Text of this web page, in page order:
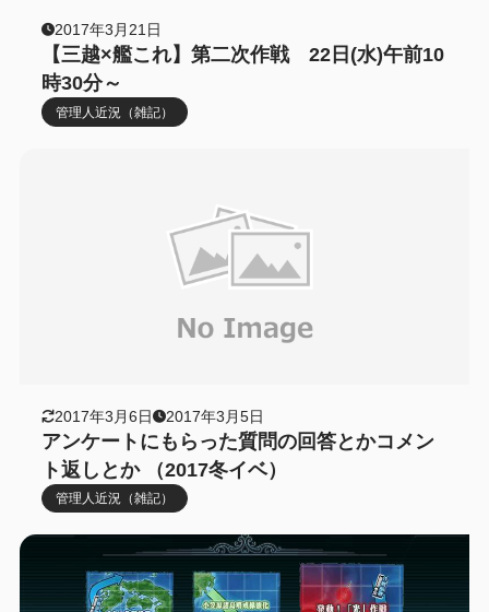
2017年3月21日
【三越×艦これ】第二次作戦 22日(水)午前10
時30分～
管理人近況（雑記）
2017年3月6日 2017年3月5日
アンケートにもらった質問の回答とかコメン
ト返しとか （2017冬イベ）
管理人近況（雑記）